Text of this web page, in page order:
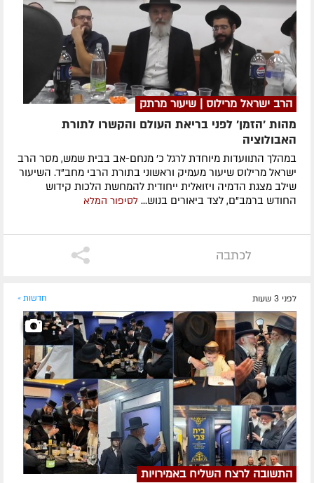
הרב ישראל מרילוס | שיעור מרתק
מהות 'הזמן' לפני בריאת העולם והקשרו לתורת
האבולוציה
במהלך התוועדות מיוחדת לרגל כ' מנחם-אב בבית שמש, מסר הרב
ישראל מרילוס שיעור מעמיק וראשוני בתורת הרבי מחב"ד. השיעור
שילב מצגת הדמיה ויזואלית ייחודית להמחשת הלכות קידוש
החודש ברמב"ם, לצד ביאורים בנוש... לסיפור המלא
לכתבה
לפני 3 שעות חדשות »
התשובה לרצח השליח באמירויות